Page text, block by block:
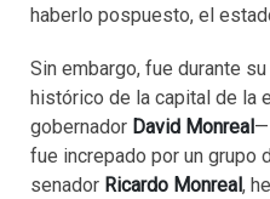
haberlo pospuesto, el
Sin embargo, fue durante
histórico de la capital de la
gobernador David Monreal —
fue increpado por un grupo
senador Ricardo Monreal ,